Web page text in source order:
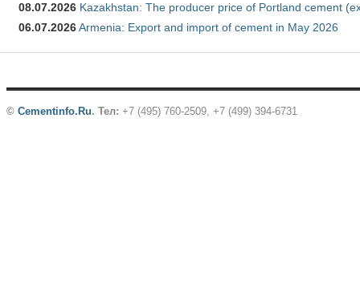
08.07.2026 Kazakhstan: The producer price of Portland cement
06.07.2026Armenia: Export and import of cement in May 2026
© Cementinfo.Ru. Тел: +7 (495) 760-2509, +7 (499) 394-6731